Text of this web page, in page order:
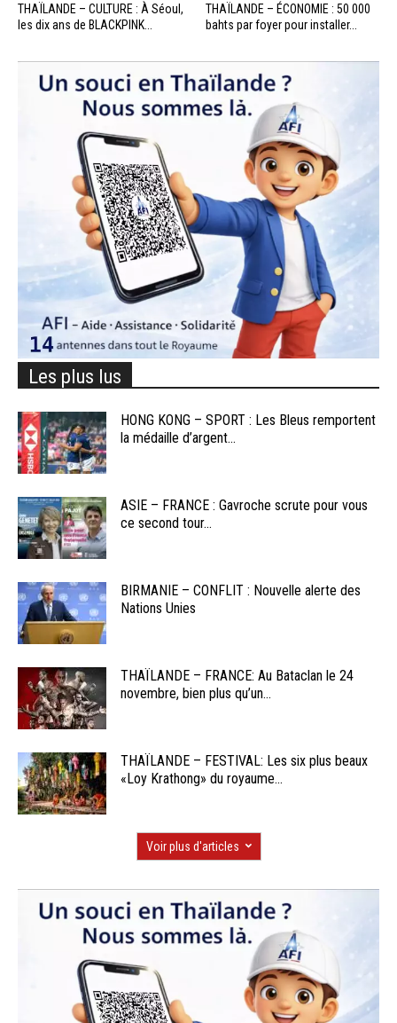
THAÏLANDE – CULTURE : À Séoul,
les dix ans de BLACKPINK...
THAÏLANDE – ÉCONOMIE : 50 000
bahts par foyer pour installer...
Les plus lus
HONG KONG – SPORT : Les Bleus remportent
la médaille d’argent...
ASIE – FRANCE : Gavroche scrute pour vous
ce second tour...
BIRMANIE – CONFLIT : Nouvelle alerte des
Nations Unies
THAÏLANDE – FRANCE: Au Bataclan le 24
novembre, bien plus qu’un...
THAÏLANDE – FESTIVAL: Les six plus beaux
«Loy Krathong» du royaume...
Voir plus d'articles